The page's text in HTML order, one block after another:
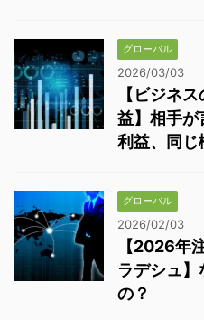
グローバル
2026/03/03
【ビジネ
益】相手が
利益、同じ
グローバル
2026/02/03
【2026年
ラデシュ
の？